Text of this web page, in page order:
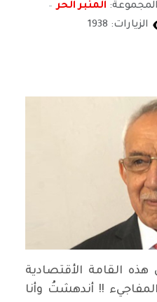
المجموعة: المنبر الحر
الزيارات: 1938
القامة الأقتصادية
!! أندهشتُ وأنا